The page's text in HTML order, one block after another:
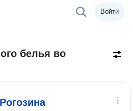
Войти
белья во